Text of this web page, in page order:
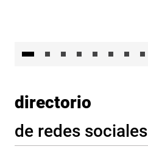
directorio
de redes sociales